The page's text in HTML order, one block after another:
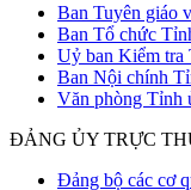
Ban Tuyên giáo
Ban Tổ chức
Uỷ ban Kiểm tra
Ban Nội chính
Văn phòng Tỉnh
ĐẢNG ỦY TRỰC
Đảng bộ các cơ